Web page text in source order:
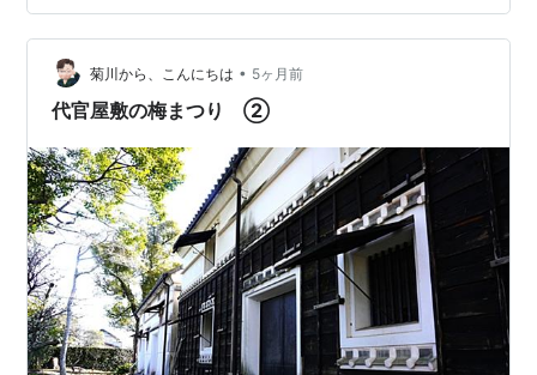
もないしなー。 保留💦 万願寺もあったんだ😳 クチナシ
紫陽花もまだ咲いています。 グリーンのガクアジサイ 好
みです♡ タチアオイの八重 背丈も低くて 珍しい〜 ホリ
ホック スプリングセレブリティ って言うみたいです。 …
菊川から、こんにちは • 5ヶ月前
代官屋敷の梅まつり ②